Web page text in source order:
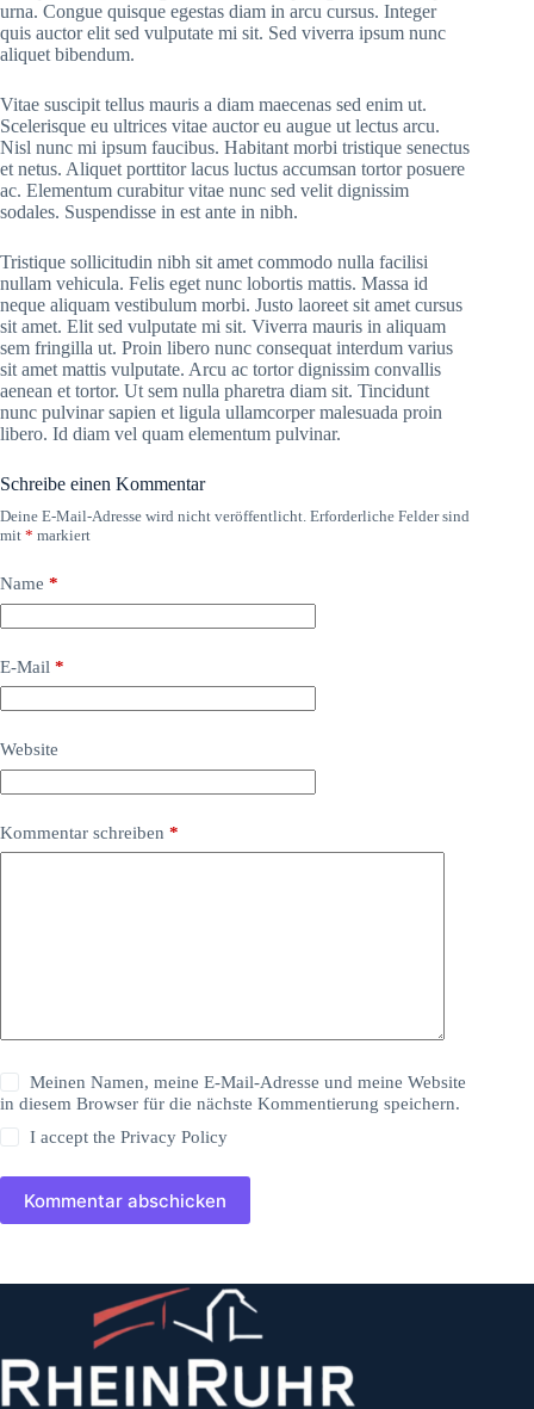
urna. Congue quisque egestas diam in arcu cursus. Integer
quis auctor elit sed vulputate mi sit. Sed viverra ipsum nunc
aliquet bibendum.
Vitae suscipit tellus mauris a diam maecenas sed enim ut.
Scelerisque eu ultrices vitae auctor eu augue ut lectus arcu.
Nisl nunc mi ipsum faucibus. Habitant morbi tristique senectus
et netus. Aliquet porttitor lacus luctus accumsan tortor posuere
ac. Elementum curabitur vitae nunc sed velit dignissim
sodales. Suspendisse in est ante in nibh.
Tristique sollicitudin nibh sit amet commodo nulla facilisi
nullam vehicula. Felis eget nunc lobortis mattis. Massa id
neque aliquam vestibulum morbi. Justo laoreet sit amet cursus
sit amet. Elit sed vulputate mi sit. Viverra mauris in aliquam
sem fringilla ut. Proin libero nunc consequat interdum varius
sit amet mattis vulputate. Arcu ac tortor dignissim convallis
aenean et tortor. Ut sem nulla pharetra diam sit. Tincidunt
nunc pulvinar sapien et ligula ullamcorper malesuada proin
libero. Id diam vel quam elementum pulvinar.
Schreibe einen Kommentar
Deine E-Mail-Adresse wird nicht veröffentlicht. Erforderliche Felder sind
mit * markiert
Name *
E-Mail *
Website
Kommentar schreiben *
Meinen Namen, meine E-Mail-Adresse und meine Website
in diesem Browser für die nächste Kommentierung speichern.
I accept thePrivacy Policy
Kommentar abschicken